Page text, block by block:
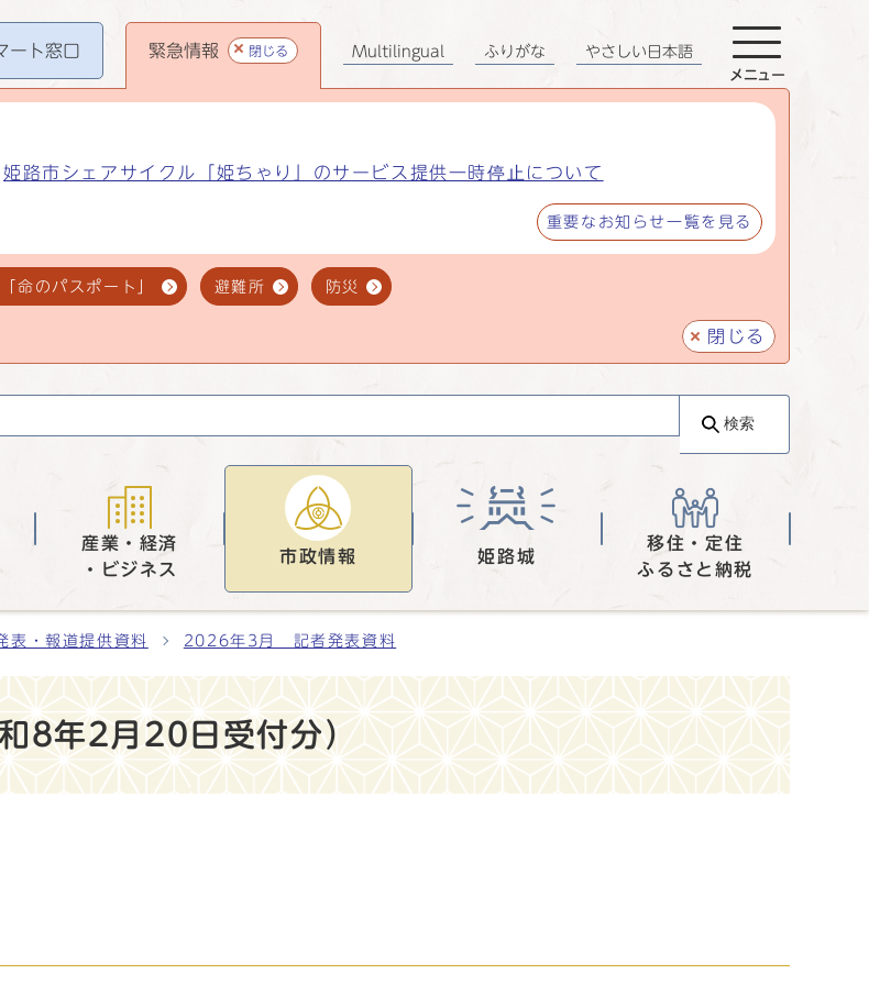
ート窓口 緊急情報 閉じる
姫路市シェアサイクル「姫ちゃり」のサービス提供一時停止について
重要なお知らせ一覧を見る
命のパスポート」 避難所 防災
閉じる
Multilingual ふりがな やさしい日本語
メニュー
検索
産業・経済
・ビジネス
市政情報 姫路城
移住・定住
ふるさと納税
表・報道提供資料 2026年3月 記者発表資料
8年2月20日受付分）